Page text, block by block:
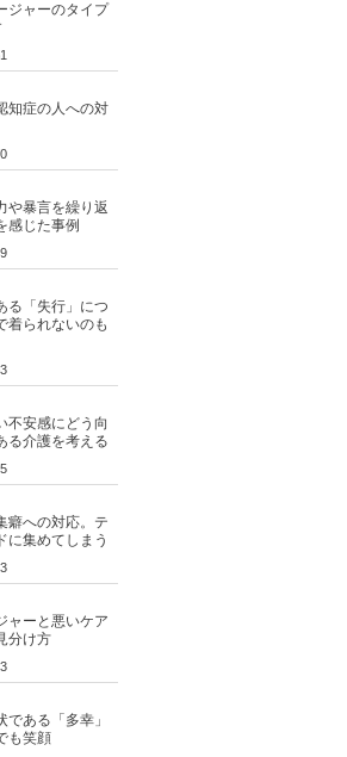
ジャーのタイプ
知症の人への対
や暴言を繰り返
感じた事例
る「失行」につ
着られないのも
不安感にどう向
る介護を考える
癖への対応。テ
に集めてしまう
ャーと悪いケア
分け方
ある「多幸」
も笑顔